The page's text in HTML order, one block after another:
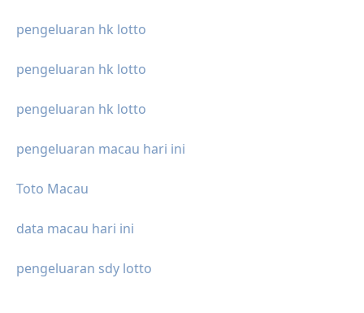
pengeluaran hk lotto
pengeluaran hk lotto
pengeluaran hk lotto
pengeluaran macau hari ini
Toto Macau
data macau hari ini
pengeluaran sdy lotto